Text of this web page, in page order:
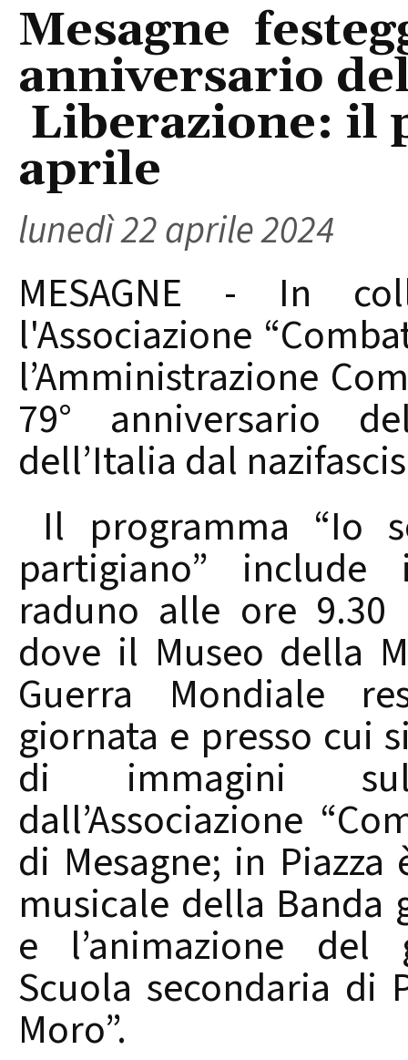
Mesagne
anniversario
Liberazione: il
aprile
lunedì 22 aprile 2024
MESAGNE - In
l'Associazione
l’Amministrazione
79° anniversario
dell’Italia dal
Il programma “Io
partigiano” include
raduno alle ore
dove il Museo della
Guerra Mondiale
giornata e presso cui
di immagini
dall’Associazione
di Mesagne; in
musicale della Banda
e l’animazione del
Scuola secondaria di
Moro”.